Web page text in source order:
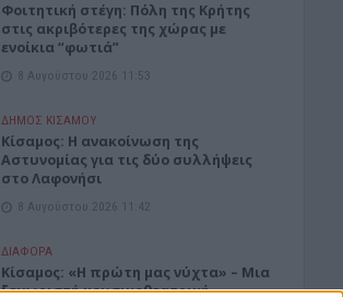
Φοιτητική στέγη: Πόλη της Κρήτης
στις ακριβότερες της χώρας με
ενοίκια “φωτιά”
8 Αυγούστου 2026 11:53
ΔΉΜΟΣ ΚΙΣΆΜΟΥ
Κίσαμος: Η ανακοίνωση της
Αστυνομίας για τις δύο συλλήψεις
στο Λαφονήσι
8 Αυγούστου 2026 11:42
ΔΙΆΦΟΡΑ
Κίσαμος: «Η πρώτη μας νύχτα» – Μια
ξεχωριστή μουσικοθεατρική